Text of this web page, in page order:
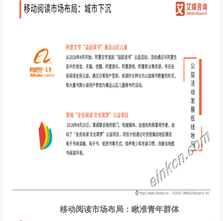
移动阅读市场布局：瞅准青年群体